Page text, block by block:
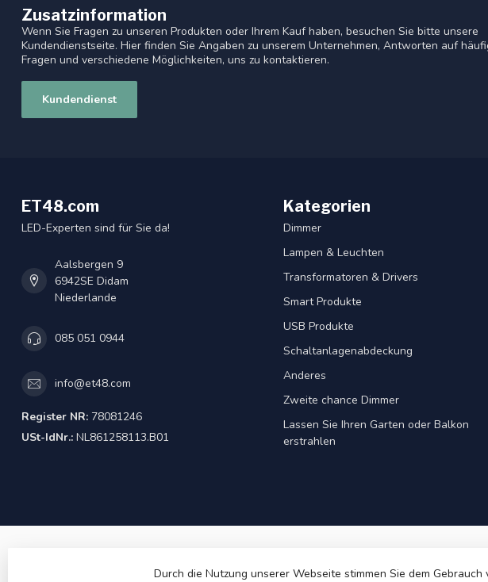
Zusatzinformation
Wenn Sie Fragen zu unseren Produkten oder Ihrem Kauf haben, besuchen Sie bitte unsere
Kundendienstseite. Hier finden Sie Angaben zu unserem Unternehmen, Antworten auf
Fragen und verschiedene Möglichkeiten, uns zu kontaktieren.
Kundendienst
ET48.com
LED-Experten sind für Sie da!
Aalsbergen 9
6942SE Didam
Niederlande
085 051 0944
info@et48.com
Register NR: 78081246
USt-IdNr.: NL861258113.B01
Kategorien
Dimmer
Lampen & Leuchten
Transformatoren & Drivers
Smart Produkte
USB Produkte
Schaltanlagenabdeckung
Anderes
Zweite chance Dimmer
Lassen Sie Ihren Garten oder Balkon
erstrahlen
Durch die Nutzung unserer Webseite stimmen Sie dem